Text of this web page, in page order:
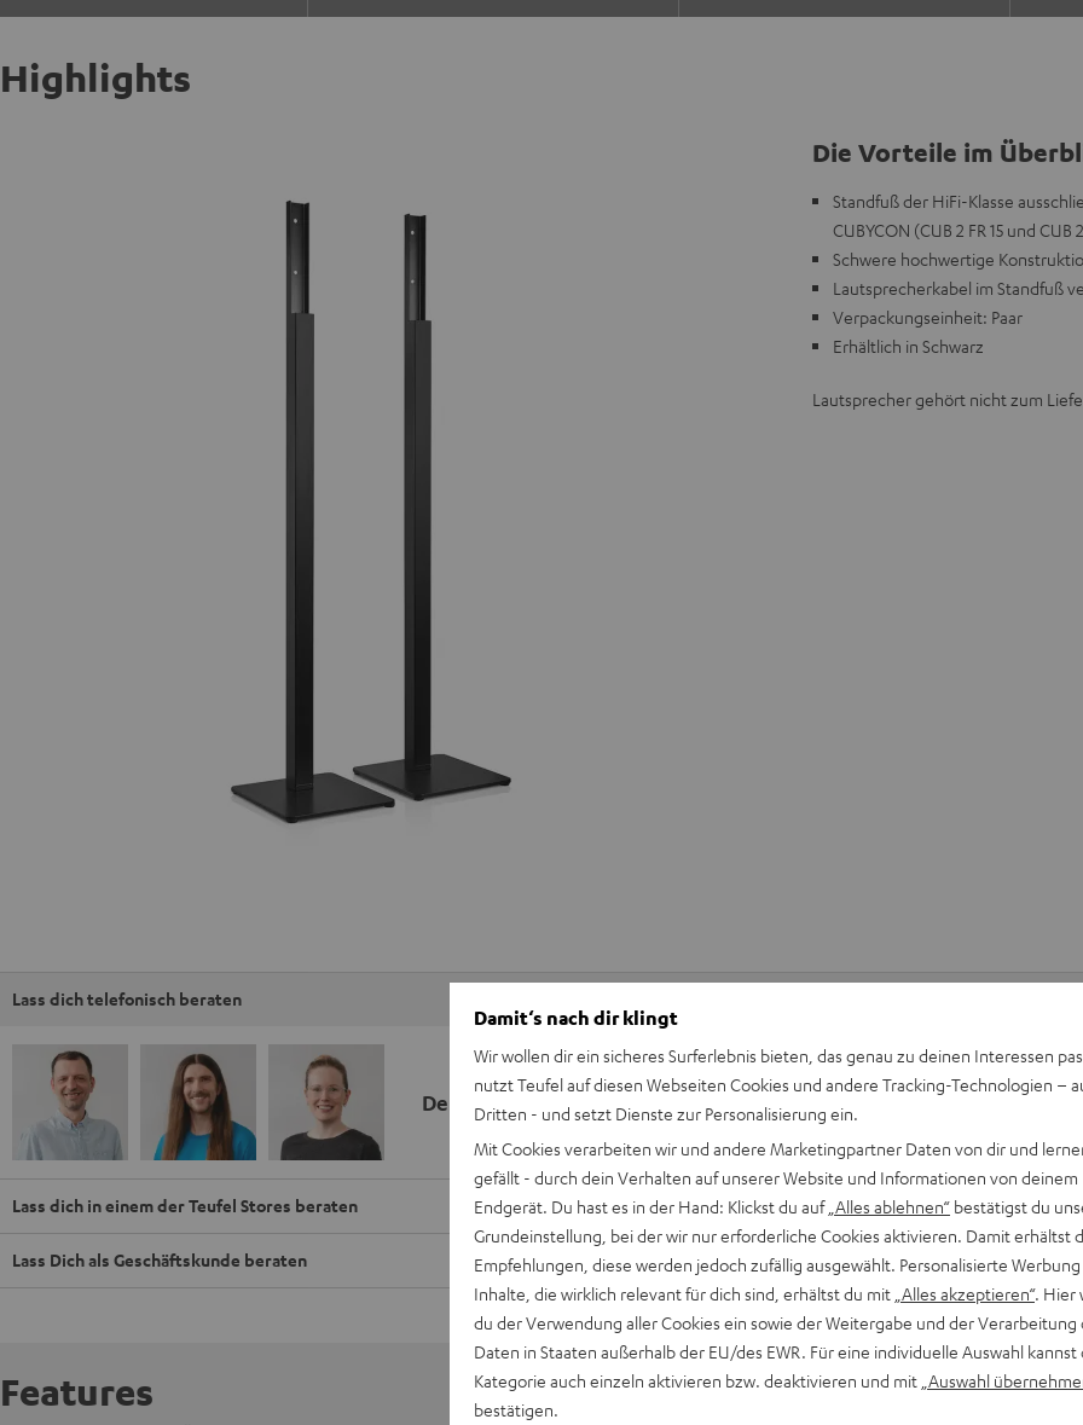
Highlights
Die Vorteile im
Standfuß der HiFi-Klasse
CUBYCON (CUB 2 FR 15 und CUB
Schwere hochwertige
Lautsprecherkabel im Standfuß
Verpackungseinheit: Paar
Erhältlich in Schwarz
Lautsprecher gehört nicht zum
Lass dich telefonisch beraten
Deine Kaufberatung
Keinen Store in der Nähe? Kein Problem,
beraten dich auch persönlich am
Hier Termin buchen
Lass dich in einem der Teufel Stores beraten
Lass Dich als Geschäftskunde beraten
Features
Damit‘s nach dir klingt
Wir wollen dir ein sicheres Surferlebnis bieten, das genau zu deinen Interessen
nutzt Teufel auf diesen Webseiten Cookies und andere Tracking-Technologien –
Dritten - und setzt Dienste zur Personalisierung ein.
Mit Cookies verarbeiten wir und andere Marketingpartner Daten von dir und
gefällt - durch dein Verhalten auf unserer Website und Informationen von deinem
Endgerät. Du hast es in der Hand: Klickst du auf „Alles ablehnen“ bestätigst du
Grundeinstellung, bei der wir nur erforderliche Cookies aktivieren. Damit erhältst
Empfehlungen, diese werden jedoch zufällig ausgewählt. Personalisierte
Inhalte, die wirklich relevant für dich sind, erhältst du mit „Alles akzeptieren“. Hier
du der Verwendung aller Cookies ein sowie der Weitergabe und der Verarbeitung
Daten in Staaten außerhalb der EU/des EWR. Für eine individuelle Auswahl kannst
Kategorie auch einzeln aktivieren bzw. deaktivieren und mit „Auswahl
bestätigen.